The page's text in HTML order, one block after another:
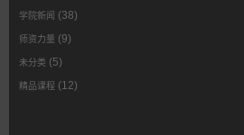
学院新闻 (38)
师资力量 (9)
未分类 (5)
精品课程 (12)